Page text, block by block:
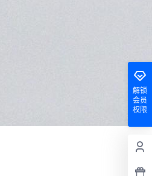
解锁
会员
权限